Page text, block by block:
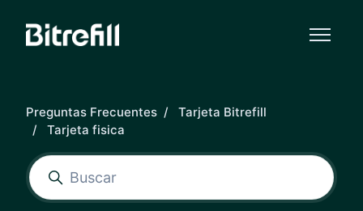
Preguntas Frecuentes
Tarjeta Bitrefill
Tarjeta fisica